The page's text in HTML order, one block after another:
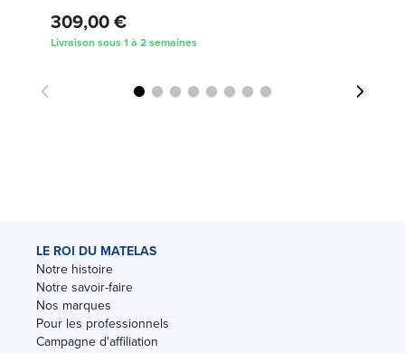
309,00 €
Livraison sous 1 à 2 semaines
LE ROI DU MATELAS
Notre histoire
Notre savoir-faire
Nos marques
Pour les professionnels
Campagne d'affiliation